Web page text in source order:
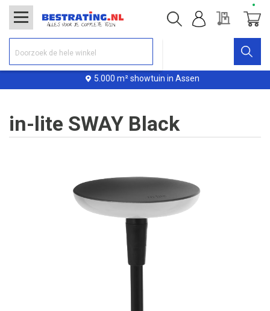
5.000 m² showtuin in Assen
Offerte
in-lite SWAY Black